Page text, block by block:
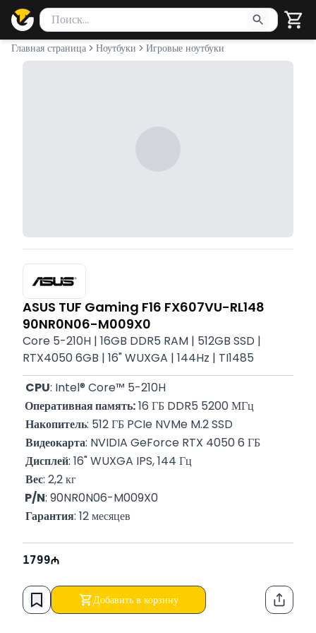
Поиск товаров
Введите минимум 2 символа для поиска. Нажмите Enter
Главная страница Ноутбуки Игровые ноутбуки
ASUS TUF Gaming F16 FX607VU-RL148
90NR0N06-M009X0
Core 5-210H | 16GB DDR5 RAM | 512GB SSD |
RTX4050 6GB | 16" WUXGA | 144Hz | TI1485
CPU: Intel® Core™ 5-210H
Оперативная память: 16 ГБ DDR5 5200 МГц
Накопитель: 512 ГБ PCIe NVMe M.2 SSD
Видеокарта: NVIDIA GeForce RTX 4050 6 ГБ
Дисплей: 16" WUXGA IPS, 144 Гц
Вес: 2,2 кг
P/N: 90NR0N06-M009X0
Гарантия: 12 месяцев
1799
Добавить в корзину